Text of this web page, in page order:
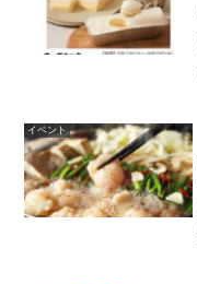
イベント